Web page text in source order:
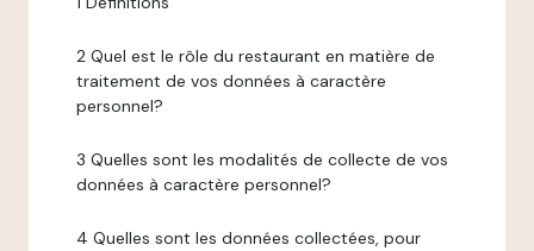
2 Quel est le rôle du restaurant en matière de
traitement de vos données à caractère
personnel?
3 Quelles sont les modalités de collecte de vos
données à caractère personnel?
4 Quelles sont les données collectées, pour